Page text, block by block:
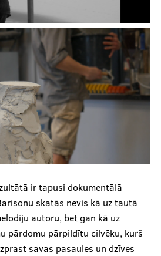
ir tapusi dokumentālā
skatās nevis kā uz tautā
autoru, bet gan kā uz
pārdomu pārpildītu cilvēku, kurš
savas pasaules un dzīves